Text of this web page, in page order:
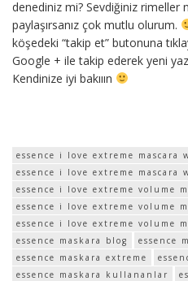
denediniz mi? Sevdiğiniz
paylaşırsanız çok mutlu olurum.
köşedeki “takip et” butonuna
Google + ile takip ederek yeni
Kendinize iyi bakııın
essence i love extreme mascara
essence i love extreme
essence i love extreme volume
essence i love extreme volume
essence i love extreme volume
essence maskara blog
essence
essence maskara extreme
essence maskara kullananlar